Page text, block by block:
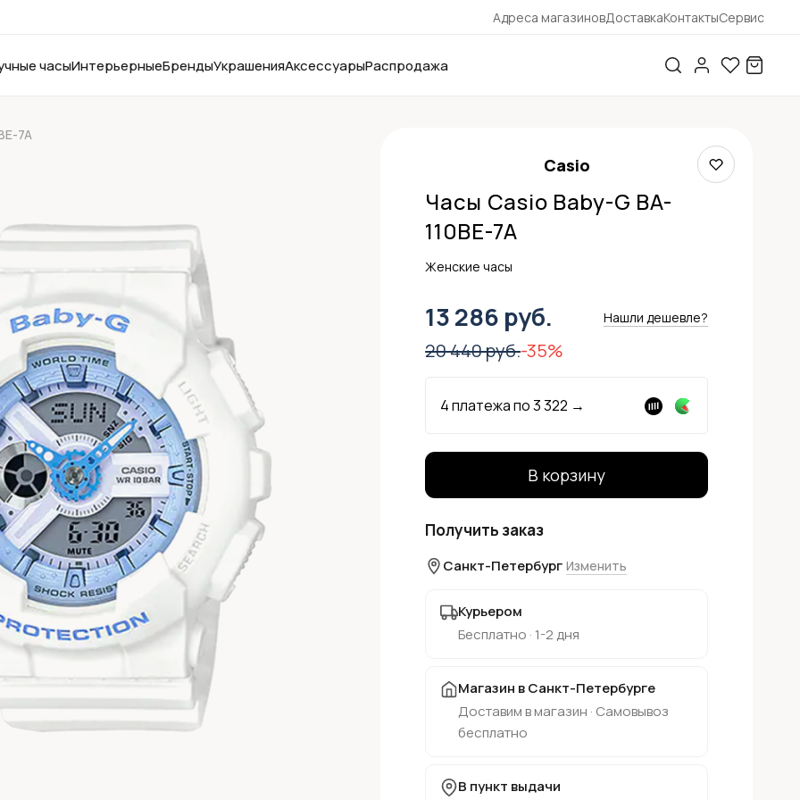
Адреса магазиновДоставкаКонтактыСервис
часыИнтерьерныеБрендыУкрашенияАксессуарыРаспродажа
7A
Casio
Часы Casio Baby-G BA-
110BE-7A
Женские часы
13 286 руб. Нашли дешевле?
20 440 руб.-35%
4 платежа по3 322 →
В корзину
Получить заказ
Санкт-Петербург Изменить
Курьером
Бесплатно · 1-2 дня
Магазин в Санкт-Петербурге
Доставим в магазин · Самовывоз
бесплатно
В пункт выдачи